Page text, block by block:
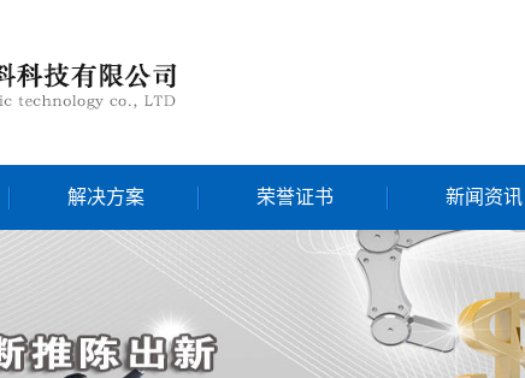
解决方案
解决方案
荣誉证书
荣誉证书
新闻资讯
行业新闻
技术知识